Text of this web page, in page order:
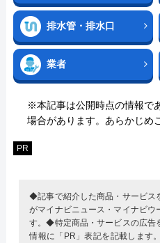
排水管・排水口
業者
※本記事は公開時点の情報で
場合があります。あらかじめ
PR
◆記事で紹介した商品・サービス
がマイナビニュース・マイナビウ
す。◆特定商品・サービスの広告
情報に「PR」表記を記載します